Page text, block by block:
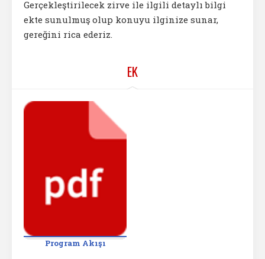
Gerçekleştirilecek zirve ile ilgili detaylı bilgi
ekte sunulmuş olup konuyu ilginize sunar,
gereğini rica ederiz.
EK
Program Akışı